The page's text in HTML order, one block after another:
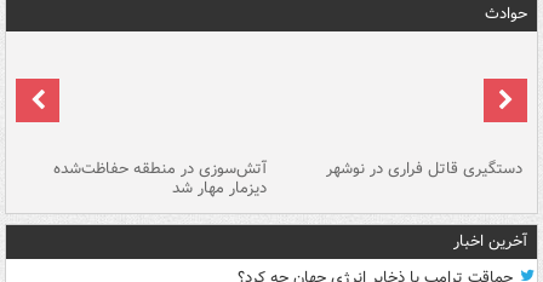
حوادث
دستگیری قاتل فراری در نوشهر آتش‌سوزی در منطقه حفاظت‌شده
دیزمار مهار شد
آخرین اخبار